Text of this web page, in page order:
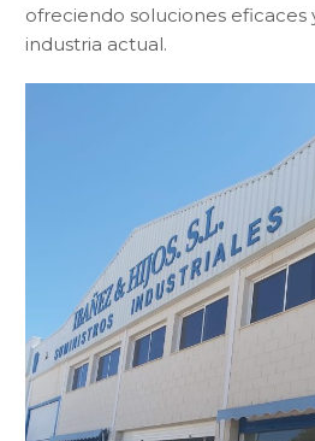
ofreciendo soluciones eficaces
industria actual.